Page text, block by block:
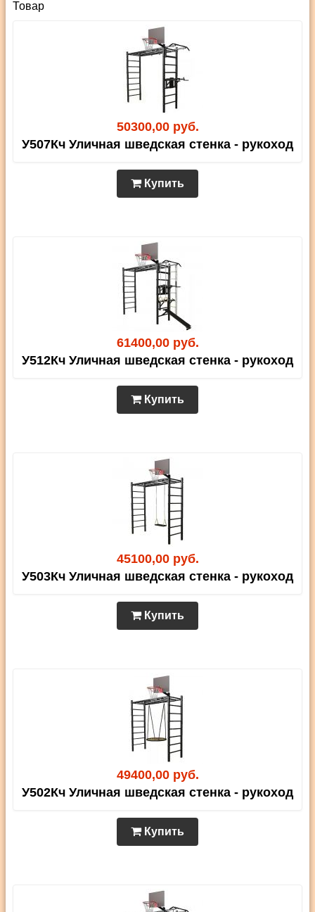
Товар
50300,00 руб.
У507Кч Уличная шведская стенка - рукоход
Купить
61400,00 руб.
У512Кч Уличная шведская стенка - рукоход
Купить
45100,00 руб.
У503Кч Уличная шведская стенка - рукоход
Купить
49400,00 руб.
У502Кч Уличная шведская стенка - рукоход
Купить